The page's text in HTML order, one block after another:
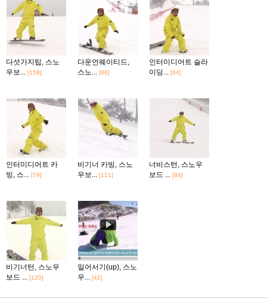
다섯가지팁, 스노
우보... [158]
다운언웨이티드,
스노... [86]
인터미디어트 슬라
이딩... [64]
인터미디어트 카
빙, 스... [79]
비기너 카빙, 스노
우보... [111]
너비스턴, 스노우
보드 ... [84]
비기너턴, 스노우
보드 ... [120]
일어서기(up), 스노
우... [42]